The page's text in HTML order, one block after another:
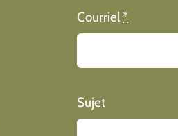
Courriel*
Sujet